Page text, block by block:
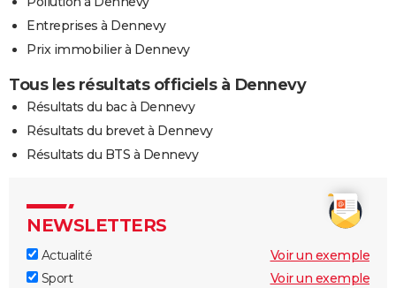
Entreprises à Dennevy
Prix immobilier à Dennevy
Tous les résultats officiels à Dennevy
Résultats du bac à Dennevy
Résultats du brevet à Dennevy
Résultats du BTS à Dennevy
NEWSLETTERS
Actualité
Voir un exemple
Sport
Voir un exemple